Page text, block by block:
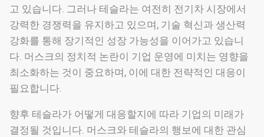
고 있습니다. 그러나 테슬라는 여전히 전기차 시장에서
강력한 경쟁력을 유지하고 있으며, 기술 혁신과 생산력
강화를 통해 장기적인 성장 가능성을 이어가고 있습니
다. 머스크의 정치적 논란이 기업 운영에 미치는 영향을
최소화하는 것이 중요하며, 이에 대한 전략적인 대응이
필요합니다.
향후 테슬라가 어떻게 대응할지에 따라 기업의 미래가
결정될 것입니다. 머스크와 테슬라의 행보에 대한 관심